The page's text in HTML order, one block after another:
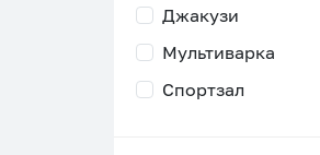
Джакузи
Мультиварка
Спортзал